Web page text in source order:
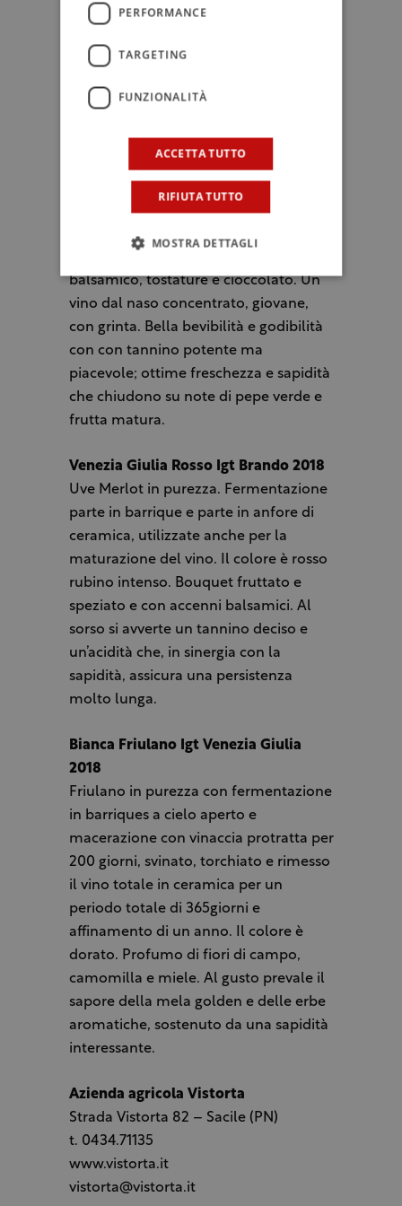
rubino. Il bouquet è un perfetto
equilibrio di frutta matura, note
balsamiche e piccoli frutti di rovi. Un
sorso schietto con ottima freschezza,
persistenza con ritorni di frutta e note
Venezia Giulia Rosso Igt Vistorta 2018
Colore rosso rubino brillante. Profumi
balsamico, tostature e cioccolato. Un
vino dal naso concentrato, giovane,
con grinta. Bella bevibilità e godibilità
con con tannino potente ma
piacevole; ottime freschezza e sapidità
che chiudono su note di pepe verde e
frutta matura.
Venezia Giulia Rosso Igt Brando 2018
Uve Merlot in purezza. Fermentazione
parte in barrique e parte in anfore di
ceramica, utilizzate anche per la
maturazione del vino. Il colore è rosso
rubino intenso. Bouquet fruttato e
speziato e con accenni balsamici. Al
sorso si avverte un tannino deciso e
un’acidità che, in sinergia con la
sapidità, assicura una persistenza
molto lunga.
Bianca Friulano Igt Venezia Giulia
2018
Friulano in purezza con fermentazione
in barriques a cielo aperto e
macerazione con vinaccia protratta per
200 giorni, svinato, torchiato e rimesso
il vino totale in ceramica per un
periodo totale di 365giorni e
affinamento di un anno. Il colore è
dorato. Profumo di fiori di campo,
camomilla e miele. Al gusto prevale il
sapore della mela golden e delle erbe
aromatiche, sostenuto da una sapidità
interessante.
Azienda agricola Vistorta
Strada Vistorta 82 – Sacile (PN)
t. 0434.71135
www.vistorta.it
vistorta@vistorta.it
PERFORMANCE
TARGETING
FUNZIONALITÀ
ACCETTA TUTTO
RIFIUTA TUTTO
MOSTRA DETTAGLI